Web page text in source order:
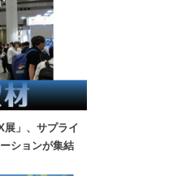
展」、サプライ
ションが集結